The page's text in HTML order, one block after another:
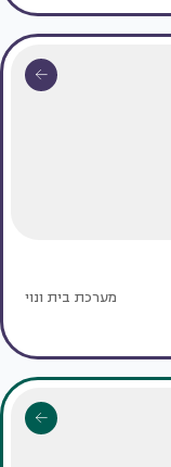
מערכת בית ונוי